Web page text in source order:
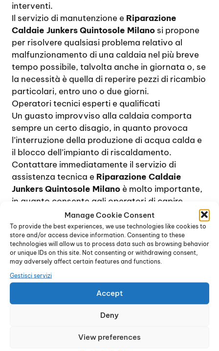
Manage Cookie Consent
To provide the best experiences, we use technologies like cookies to
store and/or access device information. Consenting to these
technologies will allow us to process data such as browsing behavior
or unique IDs on this site. Not consenting or withdrawing consent,
may adversely affect certain features and functions.
Gestisci servizi
Accept
Deny
View preferences
interventi.
Il servizio di manutenzione e Riparazione
Caldaie Junkers Quintosole Milano si propone
per risolvere qualsiasi problema relativo al
malfunzionamento di una caldaia nel più breve
tempo possibile, talvolta anche in giornata o, se
la necessità è quella di reperire pezzi di ricambio
particolari, entro uno o due giorni.
Operatori tecnici esperti e qualificati
Un guasto improvviso alla caldaia comporta
sempre un certo disagio, in quanto provoca
l’interruzione della produzione di acqua calda e
il blocco dell’impianto di riscaldamento.
Contattare immediatamente il servizio di
assistenza tecnica e Riparazione Caldaie
Junkers Quintosole Milano è molto importante,
in quanto consente agli operatori di capire
subito la natura del guasto e pianificare la
riparazione di conseguenza.
Le cause di un guasto alla caldaia possono
essere diverse. Talvolta, il problema non è
legato al dispositivo stesso ma ad un
inconveniente che riguarda le tubature dei
combustione incompleta o non corretta, oppure
ancora all’accumulo di polvere e detriti
installata all’esterno, con la necessità di